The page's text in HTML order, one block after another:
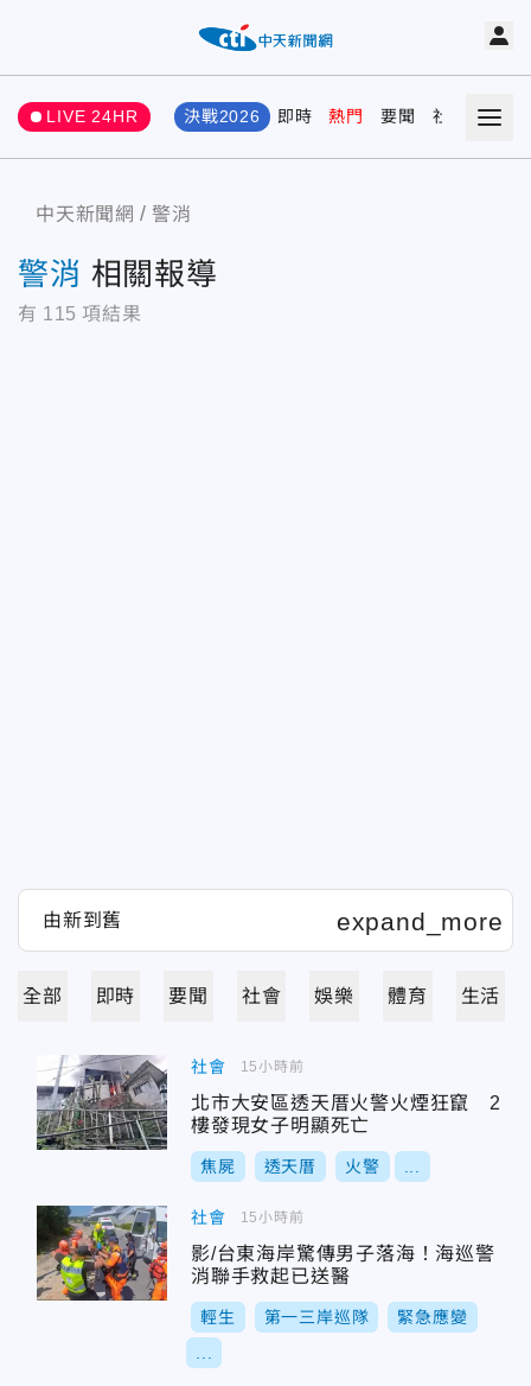
LIVE 24HR 決戰2026 即時 熱門 要聞 社會 娛樂
中天新聞網 警消
警消 相關報導
有 115 項結果
全部 即時 要聞 社會 娛樂 體育 生活
社會
北市大安區透天厝火警火煙狂竄 2
樓發現女子明顯死亡
焦屍 透天厝 火警
15小時前
社會
影/台東海岸驚傳男子落海！海巡警
消聯手救起已送醫
輕生 第一三岸巡隊 緊急應變
15小時前